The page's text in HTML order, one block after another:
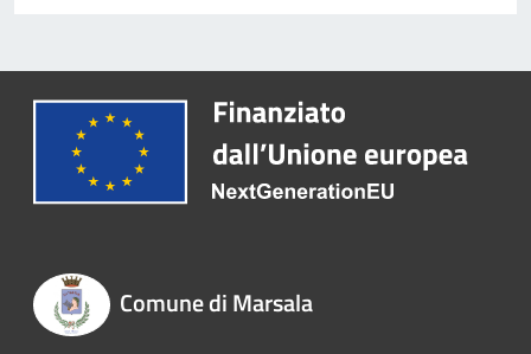
Comune di Marsala